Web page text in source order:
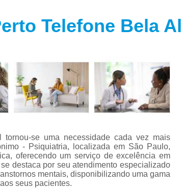
Especialista em
Especialista
Especialista em
Especialista em
Especialista em
Especialista
Tratamento Alternativo para
Tratamento da
Tratamento para Ansiedade
Telefone Bela
se uma necessidade cada vez mais
- Psiquiatria, localizada em São Paulo,
oferecendo um serviço de excelência em
destaca por seu atendimento especializado
mentais, disponibilizando uma gama
seus pacientes.